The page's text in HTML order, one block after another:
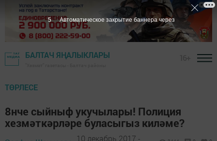
БАЛТАЧ ЯҢАЛЫКЛАРЫ
ТӨРЛЕСЕ
8нче сыйныф укучылары! Полиция
хезмәткәрләре буласыгыз киләме?
10 декабрь 2017 -
4 Автоматическое закрытие баннера через